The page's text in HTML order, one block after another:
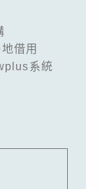
借用
系統